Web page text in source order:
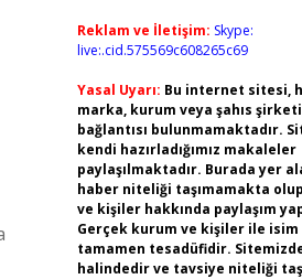
Reklam ve İletişim: Skype:
live:.cid.575569c608265c69
Yasal Uyarı: Bu internet sitesi,
marka, kurum veya şahıs
bağlantısı bulunmamaktadır.
kendi hazırladığımız makaleler
paylaşılmaktadır. Burada yer
haber niteliği taşımamakta
ve kişiler hakkında paylaşım
Gerçek kurum ve kişiler ile
tamamen tesadüfidir.
halindedir ve tavsiye niteliği